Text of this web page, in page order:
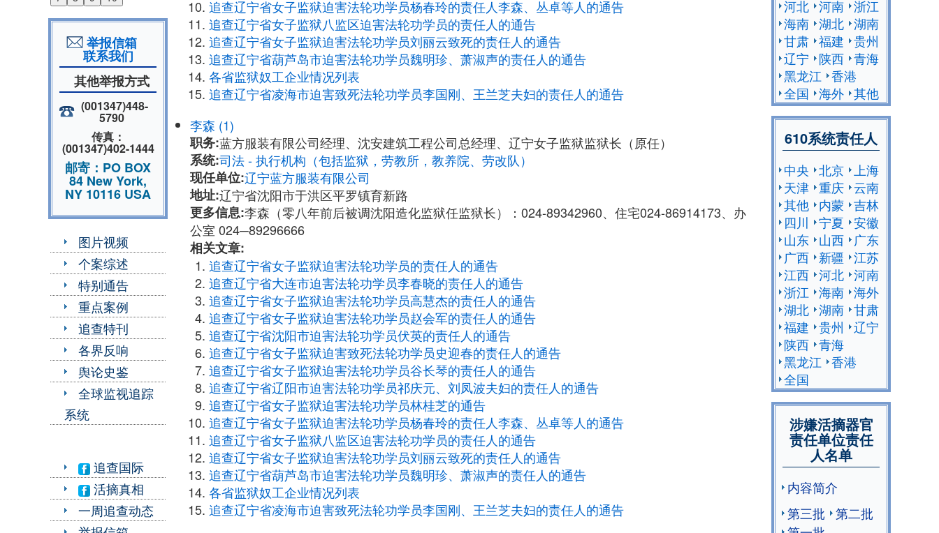
Next
举报信箱
联系我们
其他举报方式
(001347)448-
5790
传真：
(001347)402-1444
邮寄：PO BOX
84 New York,
NY 10116 USA
图片视频
个案综述
特别通告
重点案例
追查特刊
各界反响
舆论史鉴
全球监视追踪
系统
追查国际
活摘真相
一周追查动态
追查辽宁省女子监狱迫害法轮功学员杨春玲的责任人李森、丛卓等人的通告
追查辽宁省女子监狱八监区迫害法轮功学员的责任人的通告
追查辽宁省女子监狱迫害法轮功学员刘丽云致死的责任人的通告
追查辽宁省葫芦岛市迫害法轮功学员魏明珍、萧淑声的责任人的通告
各省监狱奴工企业情况列表
追查辽宁省凌海市迫害致死法轮功学员李国刚、王兰芝夫妇的责任人的通告
李森 (1)
职务:蓝方服装有限公司经理、沈安建筑工程公司总经理、辽宁女子监狱监狱长（原任）
系统:司法 - 执行机构（包括监狱，劳教所，教养院、劳改队）
现任单位:辽宁蓝方服装有限公司
地址:辽宁省沈阳市于洪区平罗镇育新路
更多信息:李森（零八年前后被调沈阳造化监狱任监狱长）：024-89342960、住宅024-86914173、办
公室 024─89296666
相关文章:
追查辽宁省女子监狱迫害法轮功学员的责任人的通告
追查辽宁省大连市迫害法轮功学员李春晓的责任人的通告
追查辽宁省女子监狱迫害法轮功学员高慧杰的责任人的通告
追查辽宁省女子监狱迫害法轮功学员赵会军的责任人的通告
追查辽宁省沈阳市迫害法轮功学员伏英的责任人的通告
追查辽宁省女子监狱迫害致死法轮功学员史迎春的责任人的通告
追查辽宁省女子监狱迫害法轮功学员谷长琴的责任人的通告
追查辽宁省辽阳市迫害法轮功学员祁庆元、刘凤波夫妇的责任人的通告
追查辽宁省女子监狱迫害法轮功学员林桂芝的通告
追查辽宁省女子监狱迫害法轮功学员杨春玲的责任人李森、丛卓等人的通告
追查辽宁省女子监狱八监区迫害法轮功学员的责任人的通告
追查辽宁省女子监狱迫害法轮功学员刘丽云致死的责任人的通告
追查辽宁省葫芦岛市迫害法轮功学员魏明珍、萧淑声的责任人的通告
各省监狱奴工企业情况列表
追查辽宁省凌海市迫害致死法轮功学员李国刚、王兰芝夫妇的责任人的通告
河北 河南 浙江
海南 湖北 湖南
甘肃 福建 贵州
辽宁
陕西 青海
黑龙江 香港
全国 海外 其他
610系统责任人
中央 北京
上海
天津 重庆 云南
其他 内蒙 吉林
四川
宁夏 安徽
山东 山西
广东
广西 新疆 江苏
江西 河北 河南
浙江 海南 海外
湖北 湖南 甘肃
福建 贵州
辽宁
陕西 青海
黑龙江 香港
全国
涉嫌活摘器官
责任单位责任
人名单
内容简介
第三批
第二批